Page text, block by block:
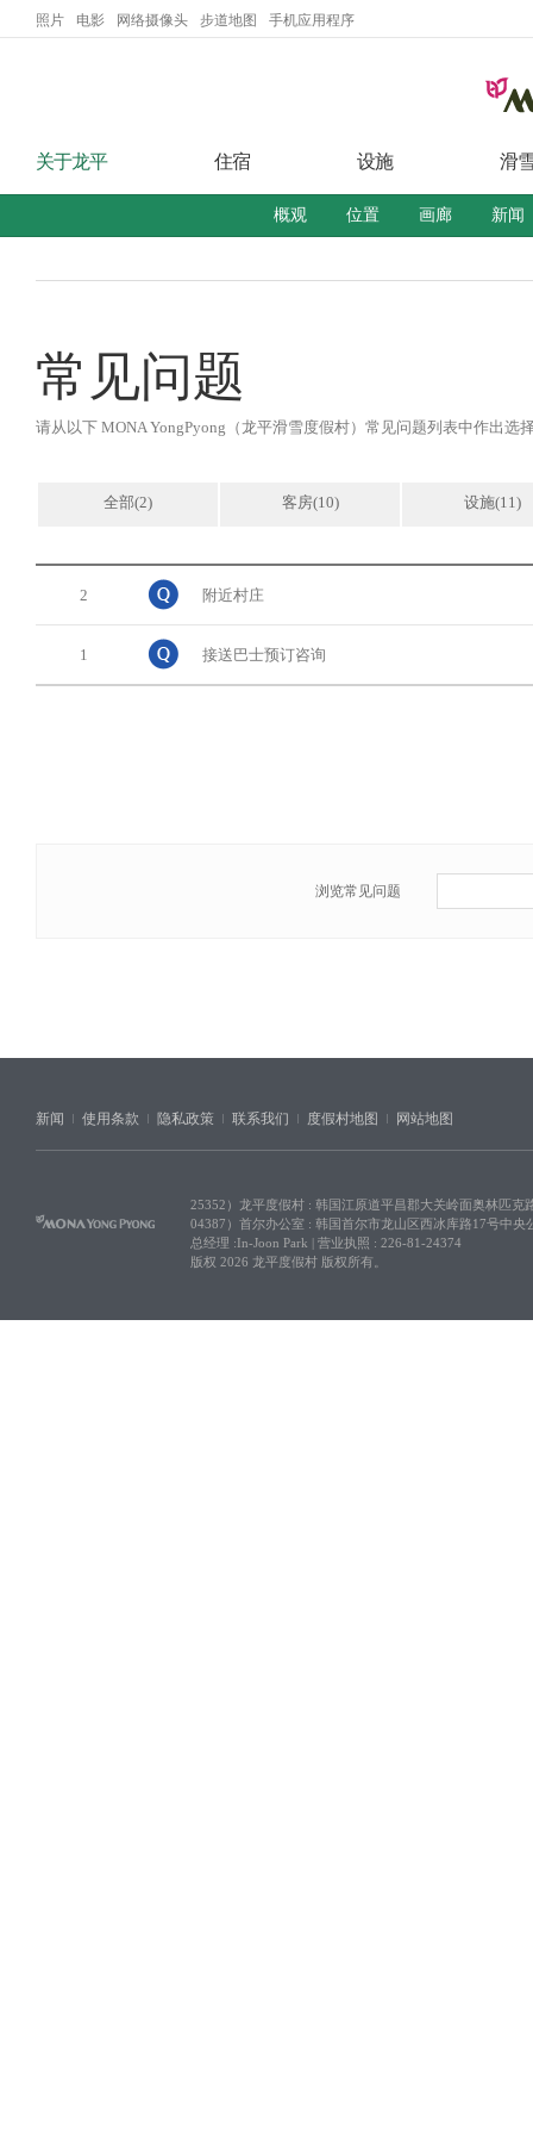
照片 电影 网络摄像头 步道地图 手机应用程序
关于龙平
概观 位置 画廊 新闻
住宿 设施 滑
常见问题
请从以下 MONA YongPyong（龙平滑雪度假村）常见问题列表中作出选
全部(2) 客房(10) 设施(11)
2 附近村庄
1 接送巴士预订咨询
浏览常见问题
新闻 使用条款 隐私政策 联系我们 度假村地图 网站地图
25352）龙平度假村 : 韩国江原道平昌郡大关岭面奥林匹克
04387）首尔办公室 : 韩国首尔市龙山区西冰库路17号中央
总经理 :In-Joon Park | 营业执照 : 226-81-24374
版权 2026 龙平度假村 版权所有。